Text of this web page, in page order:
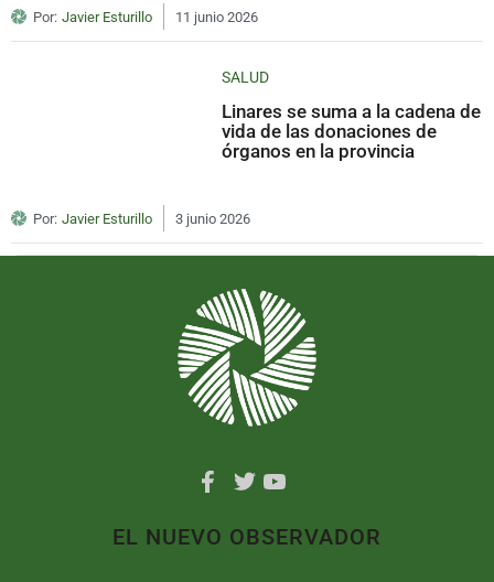
Por: Javier Esturillo 11 junio 2026
SALUD
Linares se suma a la cadena de
vida de las donaciones de
órganos en la provincia
Por: Javier Esturillo 3 junio 2026
EL NUEVO OBSERVADOR